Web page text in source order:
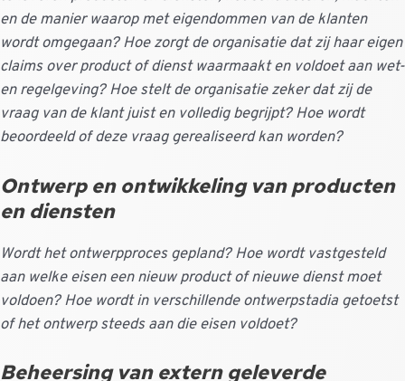
en de manier waarop met eigendommen van de klanten
wordt omgegaan? Hoe zorgt de organisatie dat zij haar eigen
claims over product of dienst waarmaakt en voldoet aan wet-
en regelgeving? Hoe stelt de organisatie zeker dat zij de
vraag van de klant juist en volledig begrijpt? Hoe wordt
beoordeeld of deze vraag gerealiseerd kan worden?
Ontwerp en ontwikkeling van producten
en diensten
Wordt het ontwerpproces gepland? Hoe wordt vastgesteld
aan welke eisen een nieuw product of nieuwe dienst moet
voldoen? Hoe wordt in verschillende ontwerpstadia getoetst
of het ontwerp steeds aan die eisen voldoet?
Beheersing van extern geleverde